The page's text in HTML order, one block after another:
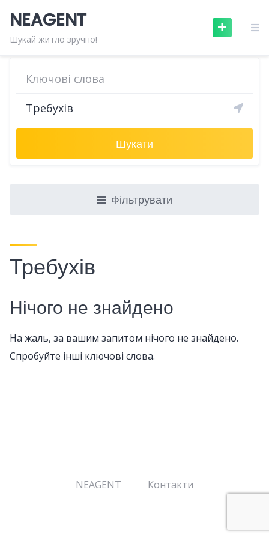
content
NEAGENT
Шукай житло зручно!
Шукати
Фільтрувати
Требухів
Нічого не знайдено
На жаль, за вашим запитом нічого не знайдено.
Спробуйте інші ключові слова.
NEAGENT Контакти